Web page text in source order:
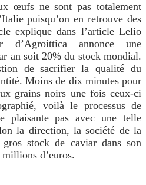
œufs ne sont pas totalement
puisqu’on en retrouve des
explique dans l’article Lelio
d’Agroittica annonce une
an soit 20% du stock mondial.
de sacrifier la qualité du
Moins de dix minutes pour
grains noirs une fois ceux-ci
voilà le processus de
plaisante pas avec une telle
la direction, la société de la
stock de caviar dans son
d’euros.